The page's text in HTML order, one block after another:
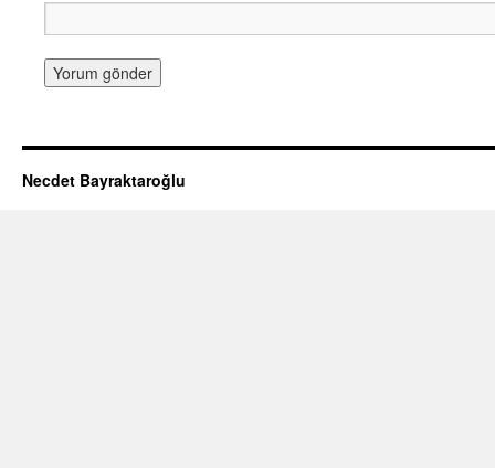
Necdet Bayraktaroğlu